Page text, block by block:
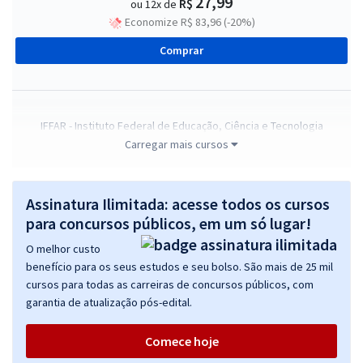
ou 12x de R$
Economize R$ 83,96 (-20%)
Comprar
IFFAR - Instituto Federal de Educação, Ciência e Tecnologia
Farroupilha - Enfermagem
29,99
Economize R$ 89,96 (-20%)
Comprar
IFFAR - Instituto Federal de Educação, Ciência e Tecnologia
Farroupilha - Sociologia
à vista
Carregar mais cursos
Assinatura Ilimitada: acesse todos os cursos
para concursos públicos, em um só lugar!
O melhor custo
benefício para os seus estudos e seu bolso. São mais de 25 mil
cursos para todas as carreiras de concursos públicos, com
garantia de atualização pós-edital.
Comece hoje